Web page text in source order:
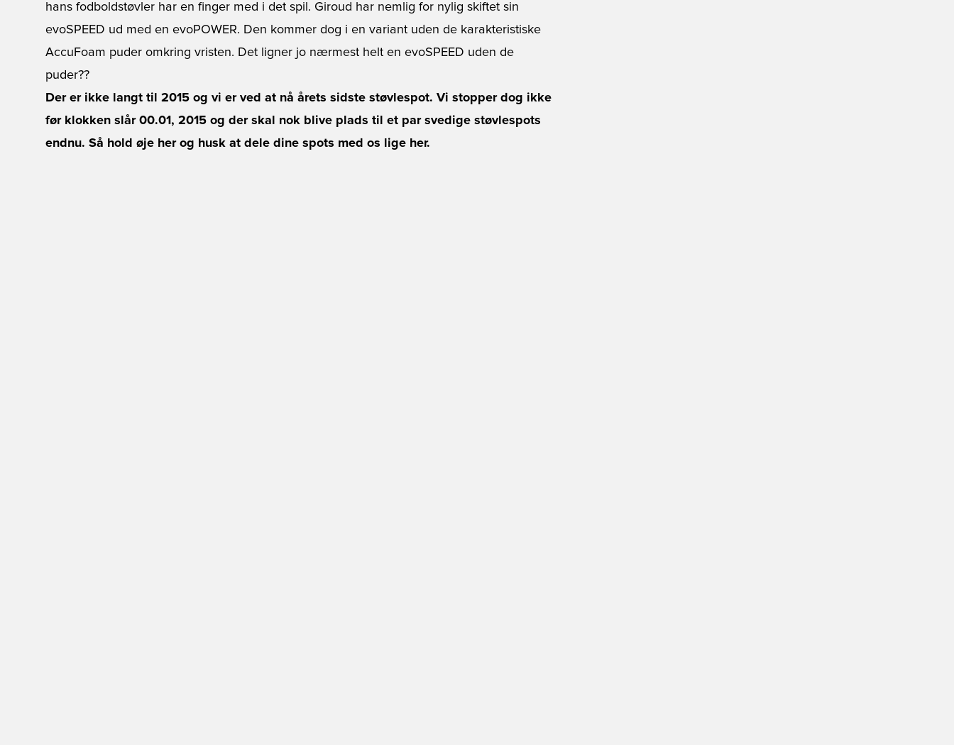
hans fodboldstøvler har en finger med i det spil. Giroud har nemlig for nylig skiftet sin
evoSPEED ud med en evoPOWER. Den kommer dog i en variant uden de karakteristiske
AccuFoam puder omkring vristen. Det ligner jo nærmest helt en evoSPEED uden de
puder??
Der er ikke langt til 2015 og vi er ved at nå årets sidste støvlespot. Vi stopper dog ikke
før klokken slår 00.01, 2015 og der skal nok blive plads til et par svedige støvlespots
endnu. Så hold øje her og husk at dele dine spots med os lige her.